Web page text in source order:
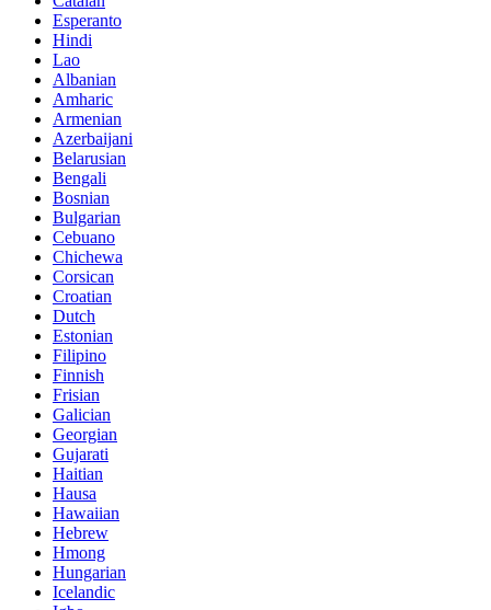
Esperanto
Hindi
Lao
Albanian
Amharic
Armenian
Azerbaijani
Belarusian
Bengali
Bosnian
Bulgarian
Cebuano
Chichewa
Corsican
Croatian
Dutch
Estonian
Filipino
Finnish
Frisian
Galician
Georgian
Gujarati
Haitian
Hausa
Hawaiian
Hebrew
Hmong
Hungarian
Icelandic